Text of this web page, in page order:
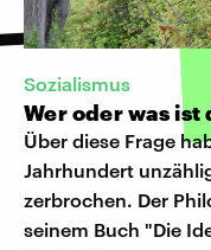
Sozialismus
Wer oder was ist
Über diese Frage
Jahrhundert
zerbrochen. Der
seinem Buch "Die